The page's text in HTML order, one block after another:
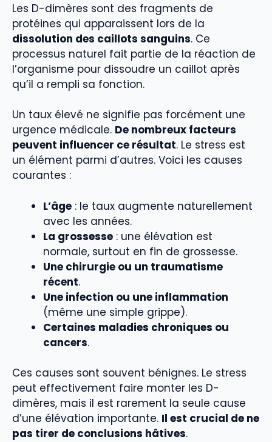
Les D-dimères sont des fragments de
protéines qui apparaissent lors de la
dissolution des caillots sanguins. Ce
processus naturel fait partie de la réaction de
l’organisme pour dissoudre un caillot après
qu’il a rempli sa fonction.
Un taux élevé ne signifie pas forcément une
urgence médicale. De nombreux facteurs
peuvent influencer ce résultat. Le stress est
un élément parmi d’autres. Voici les causes
courantes :
L’âge : le taux augmente naturellement
avec les années.
La grossesse : une élévation est
normale, surtout en fin de grossesse.
Une chirurgie ou un traumatisme
récent.
Une infection ou une inflammation
(même une simple grippe).
Certaines maladies chroniques ou
cancers.
Ces causes sont souvent bénignes. Le stress
peut effectivement faire monter les D-
dimères, mais il est rarement la seule cause
d’une élévation importante. Il est crucial de ne
pas tirer de conclusions hâtives.